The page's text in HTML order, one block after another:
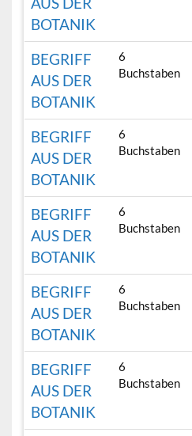
BOTANIK
BEGRIFF
AUS DER
BOTANIK
6
Buchstaben
BEGRIFF
AUS DER
BOTANIK
6
Buchstaben
BEGRIFF
AUS DER
BOTANIK
6
Buchstaben
BEGRIFF
AUS DER
BOTANIK
6
Buchstaben
BEGRIFF
AUS DER
BOTANIK
6
Buchstaben